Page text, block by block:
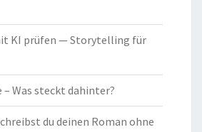
KI prüfen — Storytelling für
– Was steckt dahinter?
du deinen Roman ohne